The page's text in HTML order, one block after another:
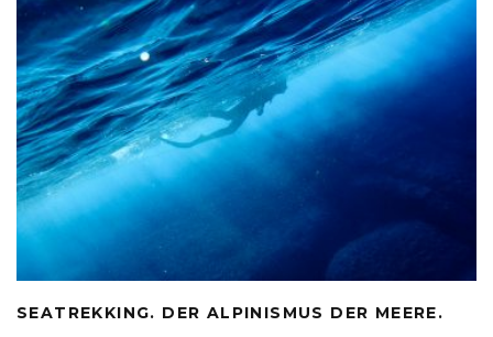
SEATREKKING. DER ALPINISMUS DER MEERE.